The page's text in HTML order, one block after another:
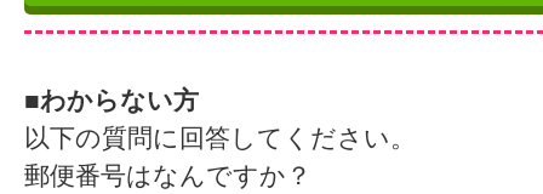
■わからない方
以下の質問に回答してください。
郵便番号はなんですか？